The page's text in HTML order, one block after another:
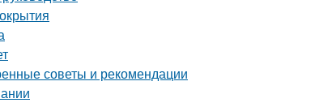
советы и рекомендации